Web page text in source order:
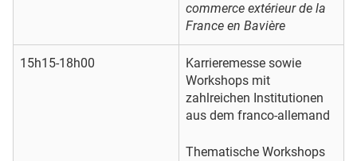
commerce extérieur de la
France en Bavière
15h15-18h00
Karrieremesse sowie
Workshops mit
zahlreichen Institutionen
aus dem franco-allemand
Thematische Workshops